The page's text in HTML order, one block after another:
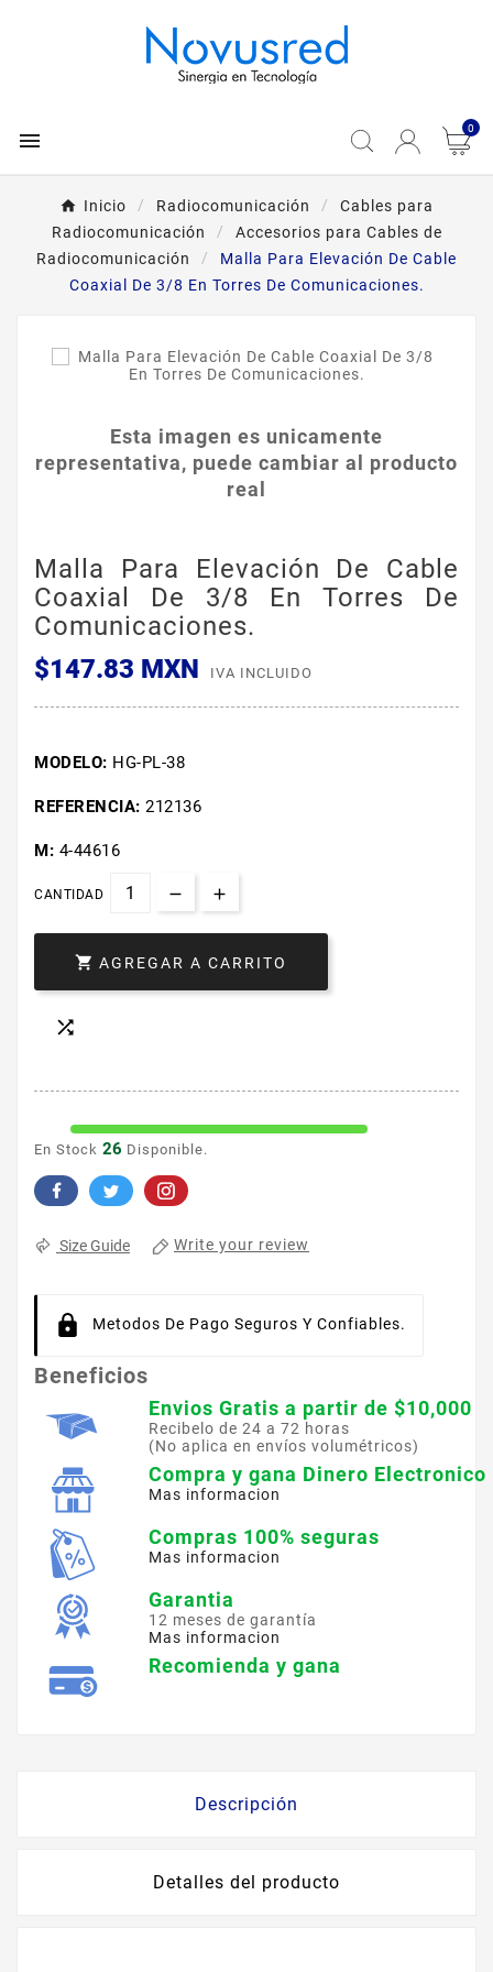
 0
Inicio Radiocomunicación
Cables para
Radiocomunicación
Accesorios para Cables de
Radiocomunicación
Malla Para Elevación De Cable
Coaxial De 3/8 En Torres De Comunicaciones.
Esta imagen es unicamente
representativa, puede cambiar al producto
real
Malla Para Elevación De Cable
Coaxial De 3/8 En Torres De
Comunicaciones.
$147.83 MXN
IVA INCLUIDO
MODELO: HG-PL-38
REFERENCIA: 212136
M: 4-44616
CANTIDAD
 AGREGAR A CARRITO

En Stock 26 Disponible.
Size Guide Write your review
Metodos De Pago Seguros Y Confiables.
Beneficios
Envios Gratis a partir de $10,000
Recibelo de 24 a 72 horas
(No aplica en envíos volumétricos)
Compra y gana Dinero Electronico
Mas informacion
Compras 100% seguras
Mas informacion
Garantia
12 meses de garantía
Mas informacion
Recomienda y gana
Descripción
Detalles del producto